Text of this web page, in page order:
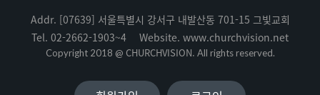
Addr. [07639] 서울특별시 강서구 내발산동 701-15 그빛교회
Tel. 02-2662-1903~4 Website. www.churchvision.net
Copyright 2018 @ CHURCHVISION. All rights reserved.